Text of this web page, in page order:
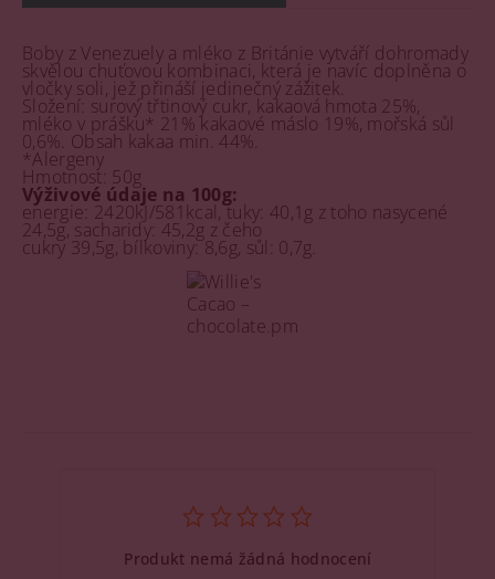
Boby z Venezuely a mléko z Británie vytváří dohromady
skvělou chuťovou kombinaci, která je navíc doplněna o
vločky soli, jež přináší jedinečný zážitek.
Složení: surový třtinový cukr, kakaová hmota 25%,
mléko v prášku* 21% kakaové máslo 19%, mořská sůl
0,6%. Obsah kakaa min. 44%.
*Alergeny
Hmotnost: 50g
Výživové údaje na 100g:
energie: 2420kJ/581kcal, tuky: 40,1g z toho nasycené
24,5g, sacharidy: 45,2g z čeho
cukry 39,5g, bílkoviny: 8,6g, sůl: 0,7g.
Produkt nemá žádná hodnocení